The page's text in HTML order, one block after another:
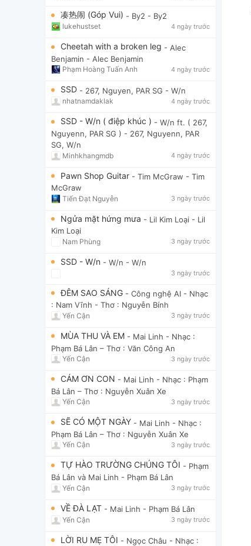
凑热闹 (Góp Vui) - By2 - By2
lukehustset 4 ngày trước
Cheetah with a broken leg - Alec
Benjamin - Alec Benjamin
Phạm Hoàng Tuấn Anh 4 ngày trước
SSD - 267, Nguyen, PAR SG - W/n
nhatnamdaklak 4 ngày trước
SSD - W/n ( điệp khúc ) - W/n ft. ( 267,
Nguyenn, PAR SG ) - 267, Nguyenn, PAR
SG, W/n
Minhkhangmdb 4 ngày trước
Pawn Shop Guitar - Tim McGraw - Tim
McGraw
Tiến Đạt Nguyễn 3 ngày trước
Ngửa mặt hứng mưa - Lil Kim Loại - Lil
Kim Loại
Nam Phùng 3 ngày trước
SSD - W/n - W/n - W/n
3 ngày trước
ĐÊM SAO SÁNG - Công nghệ AI - Nhạc
: Nam Vĩnh - Thơ : Nguyễn Bính
Yến Cận 3 ngày trước
MÙA THU VÀ EM - Mai Linh - Nhạc :
Phạm Bá Lân – Thơ : Văn Công An
Yến Cận 3 ngày trước
CÁM ƠN CON - Mai Linh - Nhạc : Phạm
Bá Lân – Thơ : Nguyễn Xuân Xe
Yến Cận 3 ngày trước
SẼ CÓ MỘT NGÀY - Mai Linh - Nhạc :
Phạm Bá Lân – Thơ : Nguyễn Xuân Xe
Yến Cận 3 ngày trước
TỰ HÀO TRƯỜNG CHÚNG TÔI - Phạm
Bá Lân và Mai Linh - Phạm Bá Lân
Yến Cận 3 ngày trước
VỀ ĐÀ LẠT - Mai Linh - Phạm Bá Lân
Yến Cận 3 ngày trước
LỜI RU MẸ TÔI - Ngọc Châu - Nhạc :